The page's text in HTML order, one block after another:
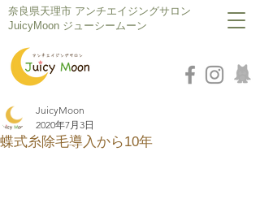
​奈良県天理市 アンチエイジングサロン
JuicyMoon ジューシームーン
蝶式糸除毛導入から10年
JuicyMoon
2020年7月3日